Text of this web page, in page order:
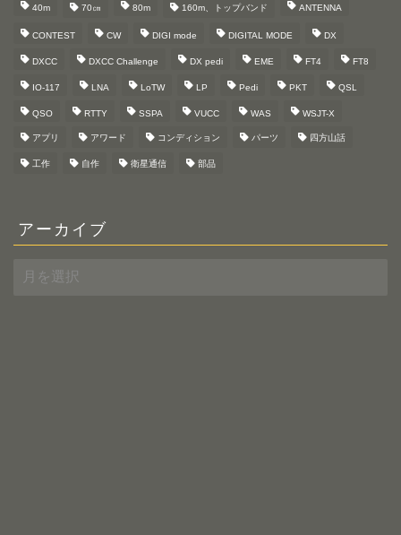
40m 70㎝ 80m 160m、トップバンド ANTENNA
CONTEST CW DIGI mode DIGITAL MODE DX
DXCC DXCC Challenge DX pedi EME FT4 FT8
IO-117 LNA LoTW LP Pedi PKT QSL
QSO RTTY SSPA VUCC WAS WSJT-X
アプリ アワード コンディション パーツ 四方山話
工作 自作 衛星通信 部品
アーカイブ
ア
ー